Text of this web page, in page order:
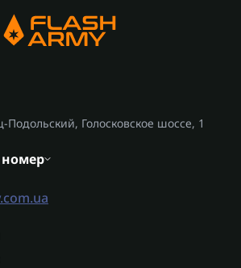
Голосковское шоссе, 1
номер